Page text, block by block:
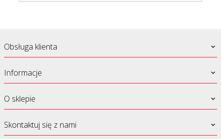
Obsługa klienta
Informacje
O sklepie
Skontaktuj się z nami